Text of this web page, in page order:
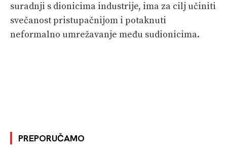
suradnji s dionicima industrije, ima za cilj učiniti
svečanost pristupačnijom i potaknuti
neformalno umrežavanje među sudionicima.
PREPORUČAMO